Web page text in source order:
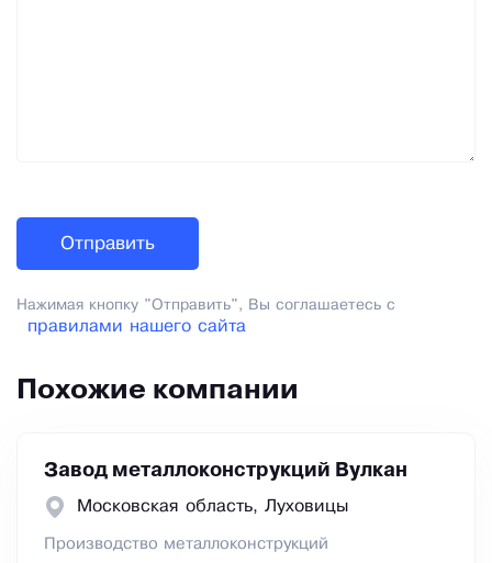
Нажимая кнопку "Отправить", Вы соглашаетесь с
правилами нашего сайта
Похожие компании
Завод металлоконструкций Вулкан
Московская область, Луховицы
Производство металлоконструкций